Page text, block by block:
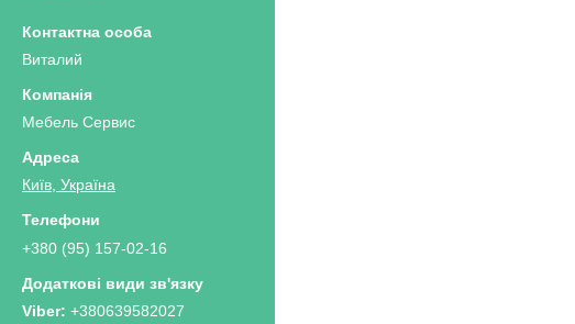
Виталий
Мебель Сервис
Київ, Україна
+380 (95) 157-02-16
+380639582027